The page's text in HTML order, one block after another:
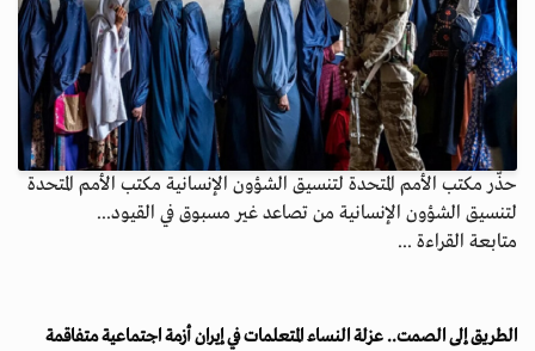
حذّر مكتب الأمم المتحدة لتنسيق الشؤون الإنسانية مكتب الأمم المتحدة
لتنسيق الشؤون الإنسانية من تصاعد غير مسبوق في القيود...
متابعة القراءة ...
الطريق إلى الصمت.. عزلة النساء المتعلمات في إيران أزمة اجتماعية متفاقمة